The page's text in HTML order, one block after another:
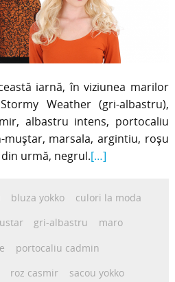
iarnă, în viziunea marilor
Weather (gri-albastru),
albastru intens, portocaliu
muștar, marsala, argintiu, roșu
urmă, negrul.[…]
bluza yokko
culori la moda
gri-albastru
maro
portocaliu cadmin
roz casmir
sacou yokko